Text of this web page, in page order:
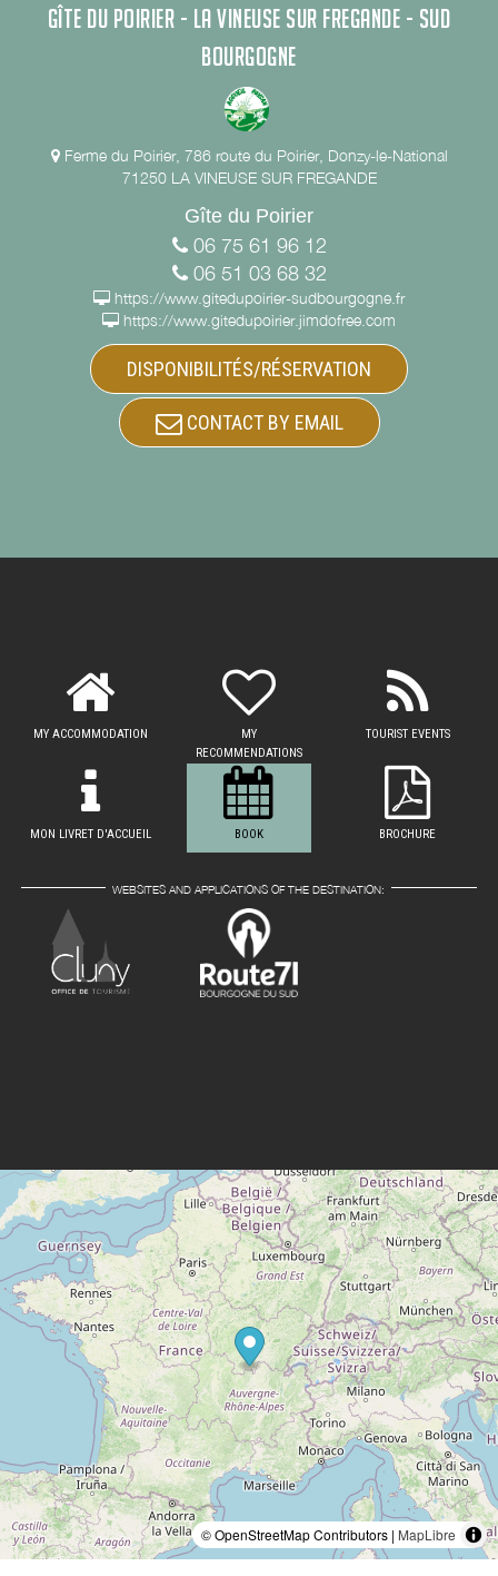
GÎTE DU POIRIER - LA VINEUSE SUR FREGANDE - SUD
BOURGOGNE
Ferme du Poirier, 786 route du Poirier, Donzy-le-National
71250 LA VINEUSE SUR FREGANDE
Gîte du Poirier
06 75 61 96 12
06 51 03 68 32
https://www.gitedupoirier-sudbourgogne.fr
https://www.gitedupoirier.jimdofree.com
DISPONIBILITÉS/RÉSERVATION
CONTACT BY EMAIL
MY ACCOMMODATION
MY
RECOMMENDATIONS
TOURIST EVENTS
MON LIVRET D'ACCUEIL BOOK BROCHURE
WEBSITES AND APPLICATIONS OF THE DESTINATION:
© OpenStreetMap Contributors | MapLibre